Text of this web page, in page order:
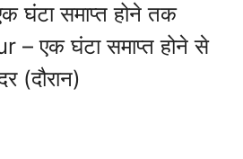
घंटा समाप्त होने तक
एक घंटा समाप्त होने से
(दौरान)